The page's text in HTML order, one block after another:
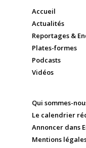
Accueil
Actualités
Reportages &
Plates-formes
Podcasts
Vidéos
Qui sommes-
Le calendrier
Annoncer dans
Mentions